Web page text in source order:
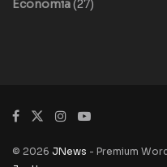
Economia(27)
© 2026 JNews - Premium